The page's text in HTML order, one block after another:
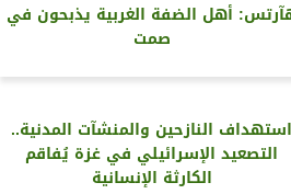
أهل الضفة الغربية يذبحون في
صمت
استهداف النازحين والمنشآت المدنية..
التصعيد الإسرائيلي في غزة يُفاقم
الكارثة الإنسانية